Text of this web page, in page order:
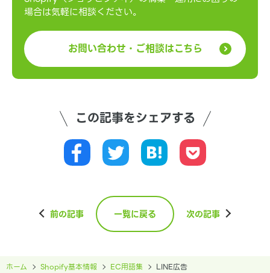
場合は気軽に相談ください。
お問い合わせ・ご相談はこちら
この記事をシェアする
前の記事 一覧に戻る 次の記事
ホーム Shopify基本情報 EC用語集 LINE広告